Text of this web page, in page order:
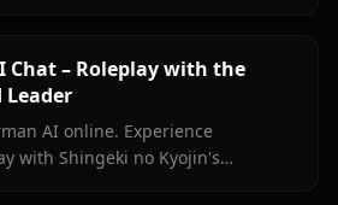
Chat – Roleplay with the
Leader
AI online. Experience
with Shingeki no Kyojin's